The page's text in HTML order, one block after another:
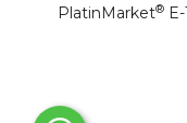
PlatinMarket®